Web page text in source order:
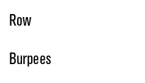
Row
Burpees